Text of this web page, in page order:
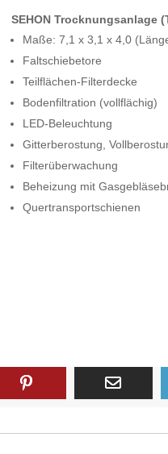
SEHON Trocknungsanlage
Maße: 7,1 x 3,1 x 4,0
Faltschiebetore
Teilflächen-Filterdecke
Bodenfiltration (vollflächig)
LED-Beleuchtung
Gitterberostung,
Filterüberwachung
Beheizung mit
Quertransportschienen